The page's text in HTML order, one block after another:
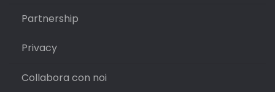
Partnership
Privacy
Collabora con noi